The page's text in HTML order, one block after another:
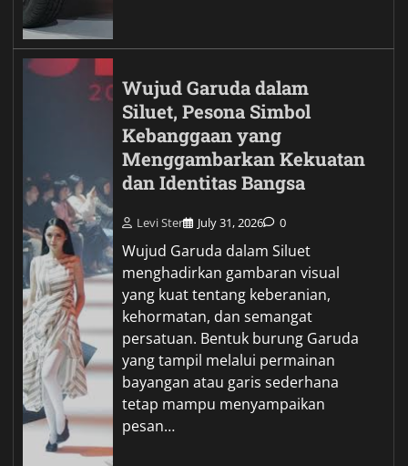
Wujud Garuda dalam
Siluet, Pesona Simbol
Kebanggaan yang
Menggambarkan Kekuatan
dan Identitas Bangsa
Levi Ster July 31, 2026 0
Wujud Garuda dalam Siluet
menghadirkan gambaran visual
yang kuat tentang keberanian,
kehormatan, dan semangat
persatuan. Bentuk burung Garuda
yang tampil melalui permainan
bayangan atau garis sederhana
tetap mampu menyampaikan
pesan…